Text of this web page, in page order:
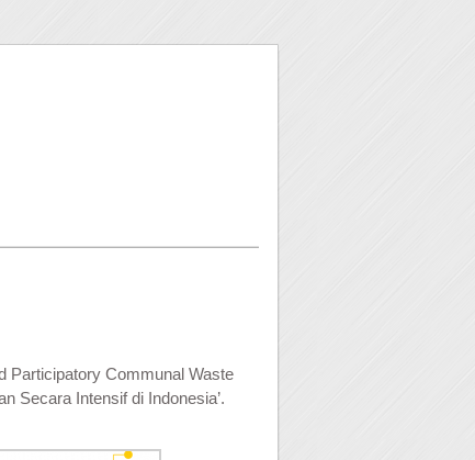
Participatory Communal Waste
Secara Intensif di Indonesia’.